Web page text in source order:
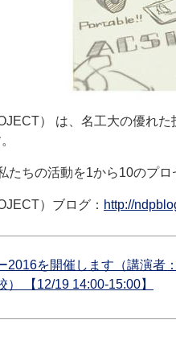
） は、名工大の優れ
たちの活動を1から10のプ
）ブログ： http://
2016を開催します（講演者
） 【12/19 14:00-15:00】